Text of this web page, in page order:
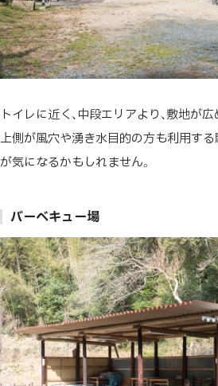
トイレに近く、中段エリアより、敷地が
上側が風穴や湧き水目的の方も利用する
が気になるかもしれません。
バーベキュー場